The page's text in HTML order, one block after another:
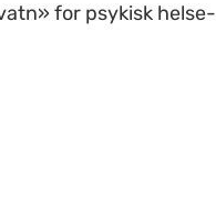
for psykisk helse-